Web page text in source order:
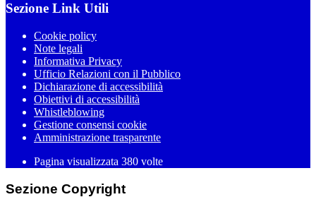
Sezione Link Utili
Cookie policy
Note legali
Informativa Privacy
Ufficio Relazioni con il Pubblico
Dichiarazione di accessibilità
Obiettivi di accessibilità
Whistleblowing
Gestione consensi cookie
Amministrazione trasparente
Pagina visualizzata 380 volte
Sezione Copyright